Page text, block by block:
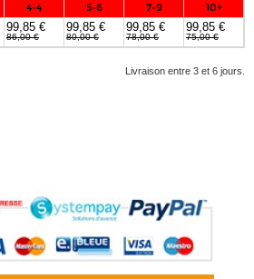
4-4 5-6 7-9
10+
99,85 €
86,00 €
99,85 €
80,00 €
99,85 €
78,00 €
99,85 €
75,00 €
Livraison entre 3 et 6 jours.